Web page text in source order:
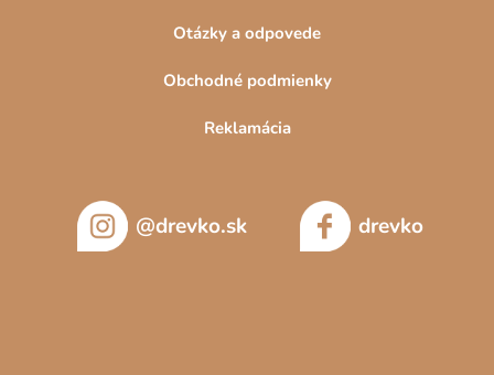
Otázky a odpovede
Obchodné podmienky
Reklamácia
@drevko.sk drevko